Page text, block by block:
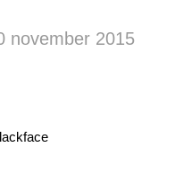
november 2015